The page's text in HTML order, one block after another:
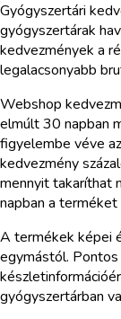
Gyógyszertári
gyógyszertárak
kedvezmények a
legalacsonyabb
Webshop
elmúlt 30 napban
figyelembe véve
kedvezmény
mennyit takaríthat
napban a
A termékek képei
egymástól.
gyógyszertárban